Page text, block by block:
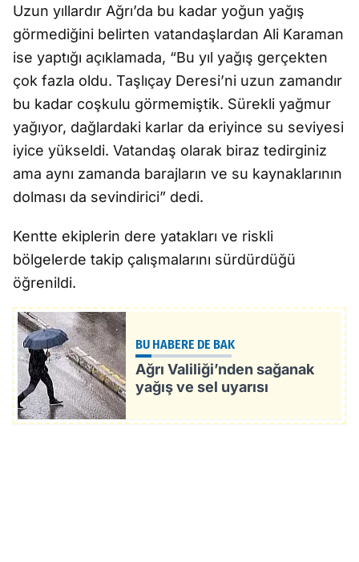
Uzun yıllardır Ağrı’da bu kadar yoğun yağış
görmediğini belirten vatandaşlardan Ali Karaman
ise yaptığı açıklamada, “Bu yıl yağış gerçekten
çok fazla oldu. Taşlıçay Deresi’ni uzun zamandır
bu kadar coşkulu görmemiştik. Sürekli yağmur
yağıyor, dağlardaki karlar da eriyince su seviyesi
iyice yükseldi. Vatandaş olarak biraz tedirginiz
ama aynı zamanda barajların ve su kaynaklarının
dolması da sevindirici” dedi.
Kentte ekiplerin dere yatakları ve riskli
bölgelerde takip çalışmalarını sürdürdüğü
öğrenildi.
BU HABERE DE BAK
Ağrı Valiliği’nden sağanak
yağış ve sel uyarısı